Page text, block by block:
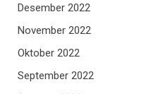
Desember 2022
November 2022
Oktober 2022
September 2022